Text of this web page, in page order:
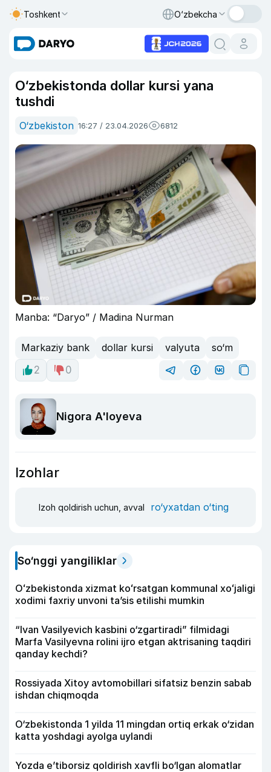
Toshkent O‘zbekcha
O‘zbekistonda dollar kursi yana
tushdi
O‘zbekiston 16:27 / 23.04.2026 6812
Manba: “Daryo” / Madina Nurman
Markaziy bank dollar kursi valyuta
so‘m
2
0
Nigora A'loyeva
Izohlar
Izoh qoldirish uchun, avval ro‘yxatdan o‘ting
So‘nggi yangiliklar
Oʻzbekistonda xizmat koʻrsatgan kommunal xoʻjaligi
xodimi faxriy unvoni taʼsis etilishi mumkin
“Ivan Vasilyevich kasbini o‘zgartiradi” filmidagi
Marfa Vasilyevna rolini ijro etgan aktrisaning taqdiri
qanday kechdi?
Rossiyada Xitoy avtomobillari sifatsiz benzin sabab
ishdan chiqmoqda
O‘zbekistonda 1 yilda 11 mingdan ortiq erkak o‘zidan
katta yoshdagi ayolga uylandi
Yozda e’tiborsiz qoldirish xavfli bo‘lgan alomatlar